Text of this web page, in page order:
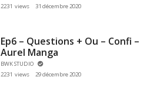
2231 views
31 décembre 2020
Ep6 – Questions + Ou – Confi –
Aurel Manga
BWK STUDIO
2231 views
29 décembre 2020